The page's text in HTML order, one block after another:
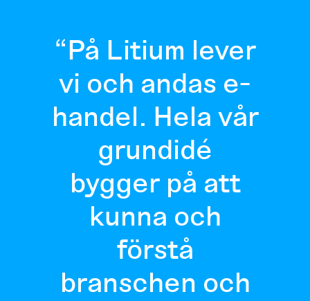
På Litium lever
vi och andas e-
handel. Hela vår
grundidé
bygger på att
kunna och
förstå
branschen och